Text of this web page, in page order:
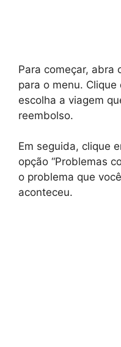
Para começar, abra
para o menu. Clique
escolha a viagem
reembolso.
Em seguida, clique
opção “Problemas
o problema que
aconteceu.